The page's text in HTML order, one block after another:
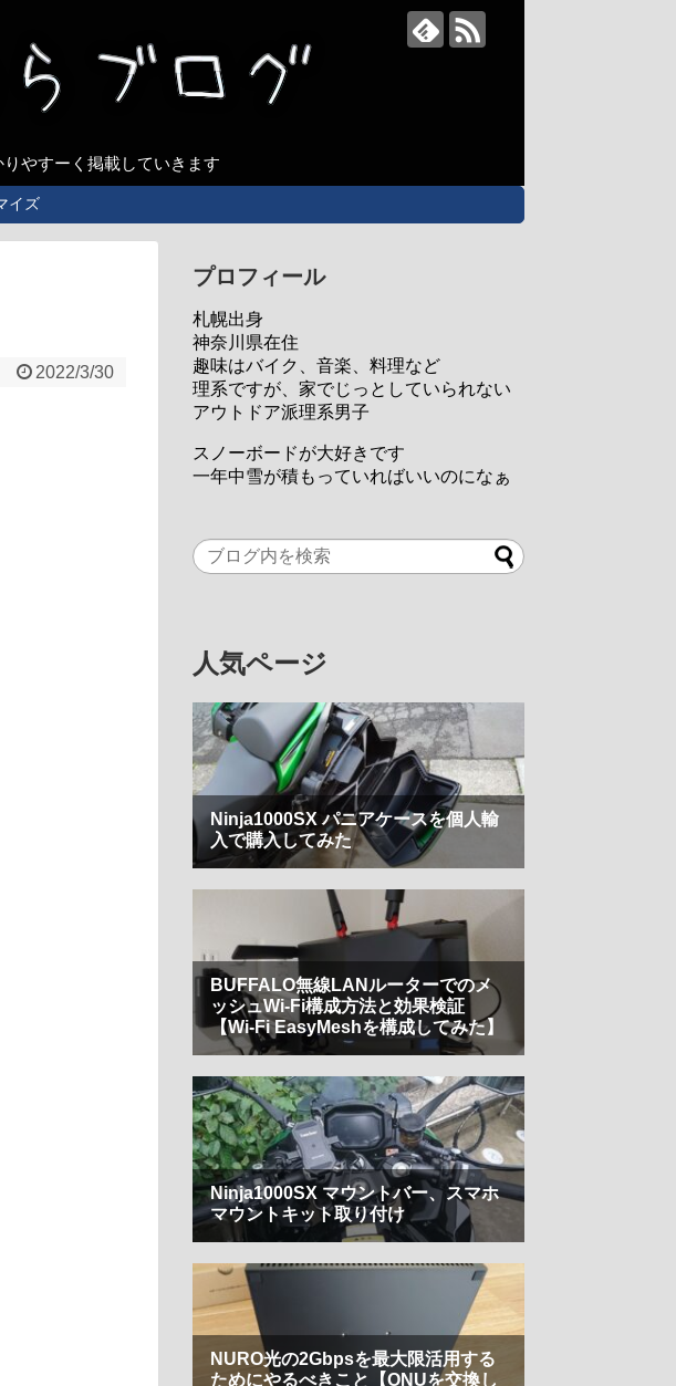
やすーく掲載していきます
イズ
2022/3/30
プロフィール
札幌出身
神奈川県在住
趣味はバイク、音楽、料理など
理系ですが、家でじっとしていられない
アウトドア派理系男子
スノーボードが大好きです
一年中雪が積もっていればいいのになぁ
人気ページ